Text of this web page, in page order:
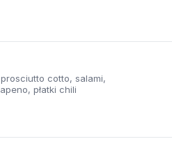
cotto, salami,
płatki chili